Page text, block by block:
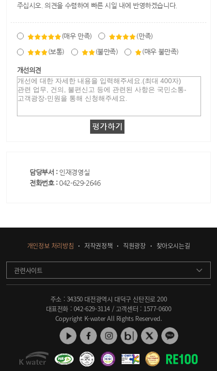
주십시오. 의견을 수렴하여 빠른 시일 내에 반영하겠습니다.
(매우 만족) (만족)
(보통) (불만족) (매우 불만족)
개선의견
담당부서 : 인재경영실
전화번호 : 042-629-2646
개인정보 처리방침 저작권정책 직원광장 찾아오시는길
관련사이트
주소 : 34350 대전광역시 대덕구 신탄진로 200
대표전화 : 042-629-3114 / 고객센터 : 1577-0600
Copyright K-water All Rights Reserved.